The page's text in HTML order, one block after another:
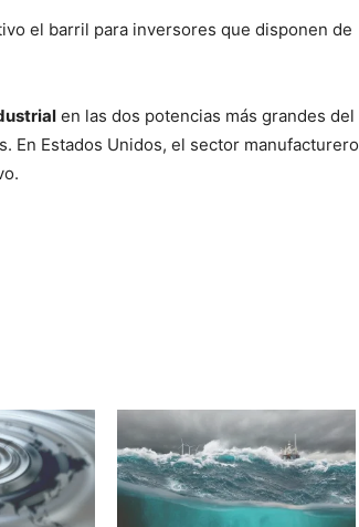
el barril para inversores que disponen de
en las dos potencias más grandes del
En Estados Unidos, el sector manufacturero